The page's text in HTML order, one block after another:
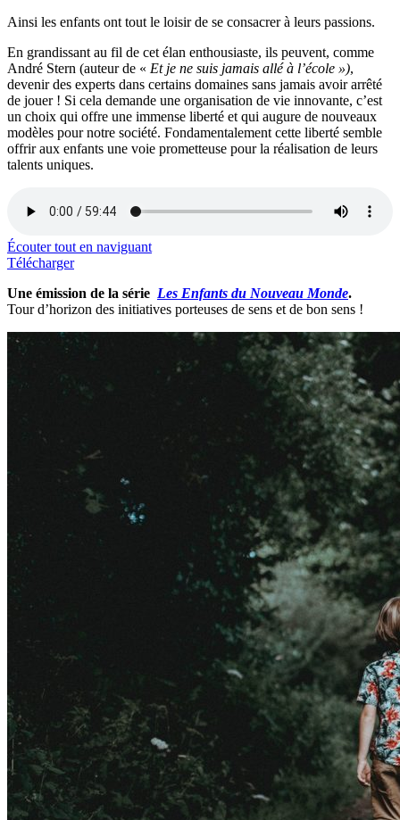
Ainsi les enfants ont tout le loisir de se consacrer à leurs passions.
En grandissant au fil de cet élan enthousiaste, ils peuvent, comme
André Stern (auteur de « Et je ne suis jamais allé à l’école »),
devenir des experts dans certains domaines sans jamais avoir arrêté
de jouer ! Si cela demande une organisation de vie innovante, c’est
un choix qui offre une immense liberté et qui augure de nouveaux
modèles pour notre société. Fondamentalement cette liberté semble
offrir aux enfants une voie prometteuse pour la réalisation de leurs
talents uniques.
Écouter tout en naviguant
Télécharger
Une émission de la série Les Enfants du Nouveau Monde.
Tour d’horizon des initiatives porteuses de sens et de bon sens !